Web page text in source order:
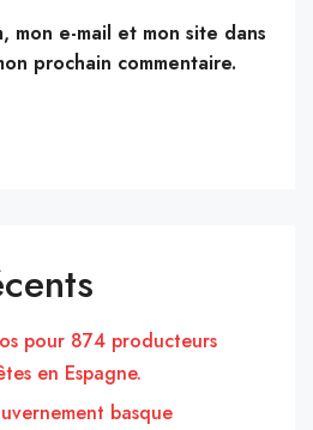
mon e-mail et mon site dans
prochain commentaire.
pour 874 producteurs
en Espagne.
basque